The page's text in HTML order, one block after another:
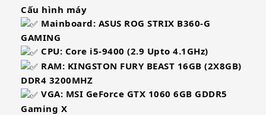
Cấu hình máy
Mainboard: ASUS ROG STRIX B360-G
GAMING
CPU: Core i5-9400 (2.9 Upto 4.1GHz)
RAM: KINGSTON FURY BEAST 16GB (2X8GB)
DDR4 3200MHZ
VGA: MSI GeForce GTX 1060 6GB GDDR5
Gaming X